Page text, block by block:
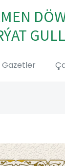
Gazetler